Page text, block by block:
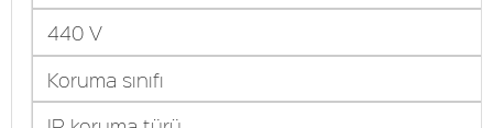
440 V
Koruma sınıfı